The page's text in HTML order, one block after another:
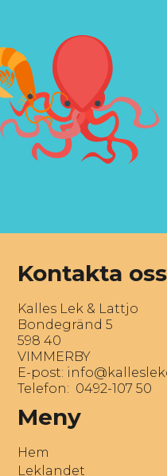
Kontakta oss
Kalles Lek & Lattjo
Bondegränd 5
598 40
VIMMERBY
E-post:
Telefon: 0492-107 50
Meny
Hem
Leklandet